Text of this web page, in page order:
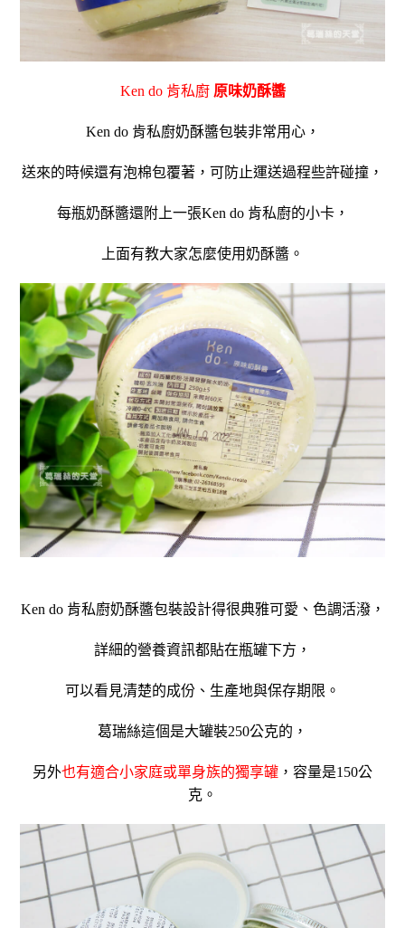
Ken do 肯私廚 原味奶酥醬
Ken do 肯私廚奶酥醬包裝非常用心，
送來的時候還有泡棉包覆著，可防止運送過程些許碰撞，
每瓶奶酥醬還附上一張Ken do 肯私廚的小卡，
上面有教大家怎麼使用奶酥醬。
Ken do 肯私廚奶酥醬包裝設計得很典雅可愛、色調活潑，
詳細的營養資訊都貼在瓶罐下方，
可以看見清楚的成份、生產地與保存期限。
葛瑞絲這個是大罐裝250公克的，
另外也有適合小家庭或單身族的獨享罐 ， 容量是150公
克。